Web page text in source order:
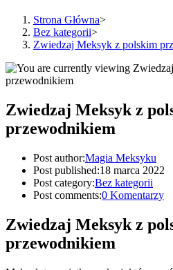
Strona Główna>
Bez kategorii>
Zwiedzaj Meksyk z polskim
Zwiedzaj Meksyk z
przewodnikiem
Post author:Magia Meksyku
Post published:18 marca 2022
Post category:Bez kategorii
Post comments:0 Komentarzy
Zwiedzaj Meksyk z
przewodnikiem